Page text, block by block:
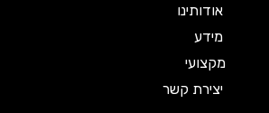
אודותינו
מקצועי
יצירת קשר